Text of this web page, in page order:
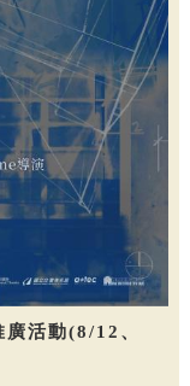
活動(8/12、